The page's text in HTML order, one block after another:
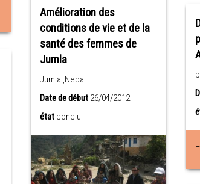
Amélioration des
conditions de vie et de la
santé des femmes de
Jumla
Jumla ,Nepal
Date de début26/04/2012
état conclu